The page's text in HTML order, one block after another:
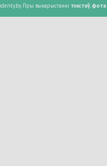
Пры выкарыстанні тэкстаў,фота